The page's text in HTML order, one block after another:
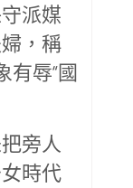
派媒
，稱
有辱“國
旁人
時代